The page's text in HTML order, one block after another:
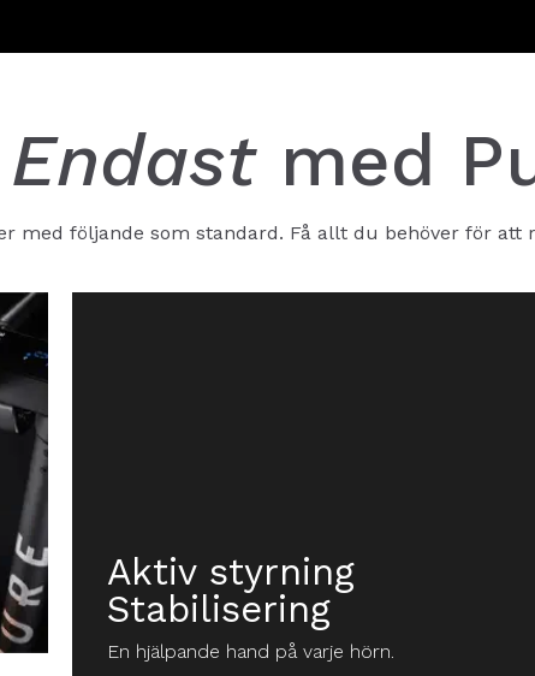
Endastmed
med följande som standard. Få allt du behöver för att
Aktiv styrning
Stabilisering
En hjälpande hand på varje hörn.